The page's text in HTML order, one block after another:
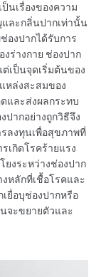
นเรื่องของความ
และกลิ่นปากเท่านั้น
องปากได้รับการ
ร่างกาย ช่องปาก
เป็นจุดเริ่มต้นของ
หล่งสะสมของ
และส่งผลกระทบ
ากอย่างถูกวิธีจึง
ลงทุนเพื่อสุขภาพที่
เกิดโรคร้ายแรง
ยงระหว่างช่องปาก
หลักที่เชื้อโรคและ
เยื่อบุช่องปากหรือ
นจะขยายตัวและ